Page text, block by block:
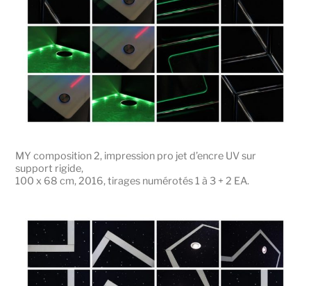
MY composition 2, impression pro jet d’encre UV sur
support rigide,
100 x 68 cm, 2016, tirages numérotés 1 à 3 + 2 EA.